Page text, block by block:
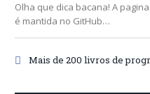
Olha que dica bacana! A
é mantida no GitHub…
Mais de 200 livros de